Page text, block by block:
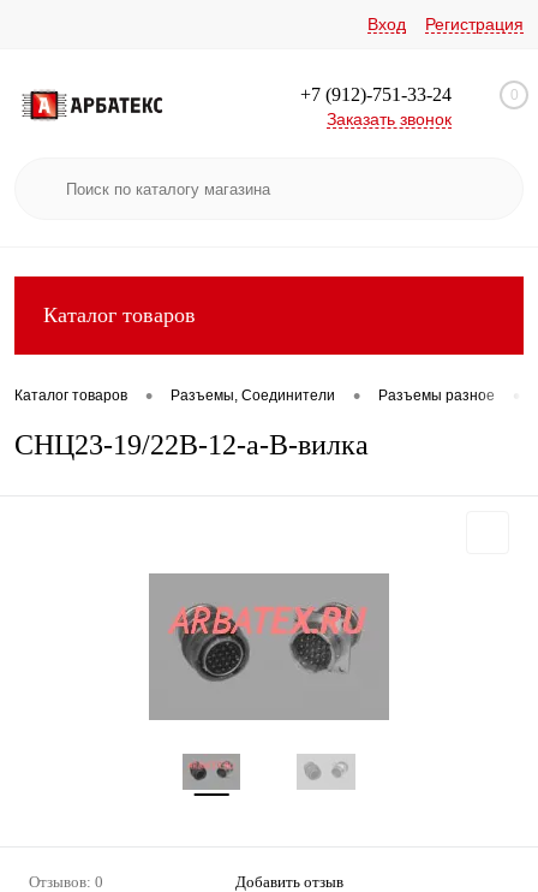
Вход Регистрация
+7 (912)-751-33-24
Заказать звонок
0
Каталог товаров
Каталог товаров • Разъемы, Соединители • Разъемы разное
СНЦ23-19/22В-12-а-В-вилка
Отзывов: 0 Добавить отзыв